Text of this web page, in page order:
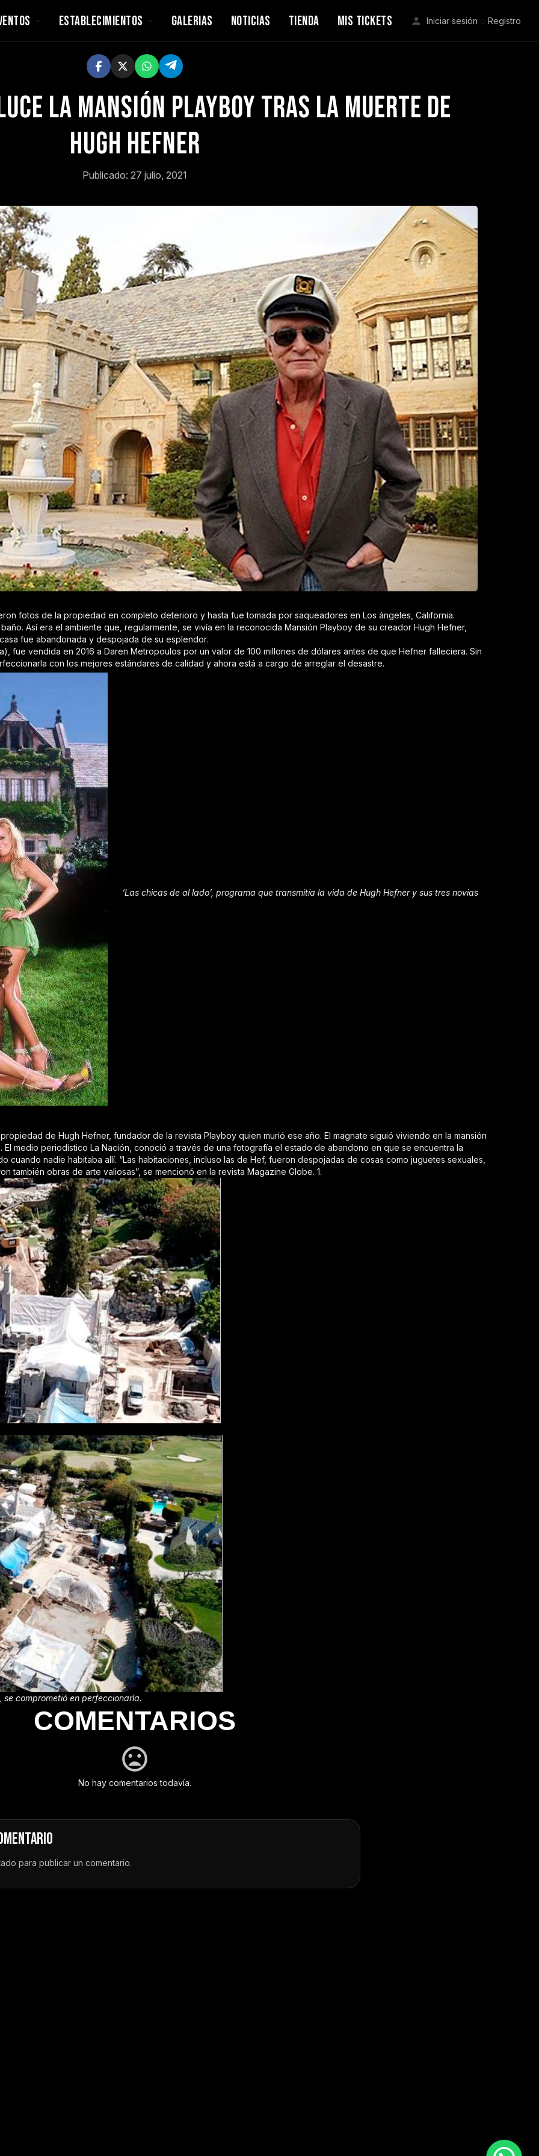
ESTABLECIMIENTOS GALERIAS NOTICIAS TIENDA MIS TICKETS Iniciar sesión o Registro
la mansión Playboy tras la muerte de
Hugh Hefner
Publicado: 27 julio, 2021
fotos de la propiedad en completo deterioro y hasta fue tomada por saqueadores en Los ángeles, California.
Así era el ambiente que, regularmente, se vivía en la reconocida Mansión Playboy de su creador Hugh Hefner,
fue abandonada y despojada de su esplendor.
fue vendida en 2016 a Daren Metropoulos por un valor de 100 millones de dólares antes de que Hefner falleciera. Sin
con los mejores estándares de calidad y ahora está a cargo de arreglar el desastre.
‘Las chicas de al lado’, programa que transmitía la vida de Hugh Hefner y sus tres novias
de Hugh Hefner, fundador de la revista Playboy quien murió ese año. El magnate siguió viviendo en la mansión
El medio periodístico La Nación, conoció a través de una fotografía el estado de abandono en que se encuentra la
cuando nadie habitaba allí. “Las habitaciones, incluso las de Hef, fueron despojadas de cosas como juguetes sexuales,
también obras de arte valiosas”, se mencionó en la revista Magazine Globe. 1.
comprometió en perfeccionarla.
COMENTARIOS
No hay comentarios todavía.
para publicar un comentario.